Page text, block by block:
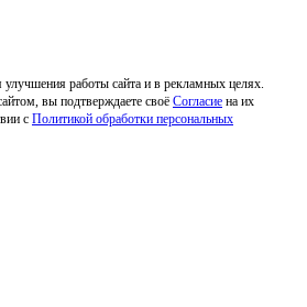
работы сайта и в рекламных целях.
вы подтверждаете своё Согласие на их
с Политикой обработки персональных